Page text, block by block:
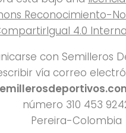
Reconocimiento-
4.0
con Semilleros
vía correo
número 310 453
Pereira-Colombia